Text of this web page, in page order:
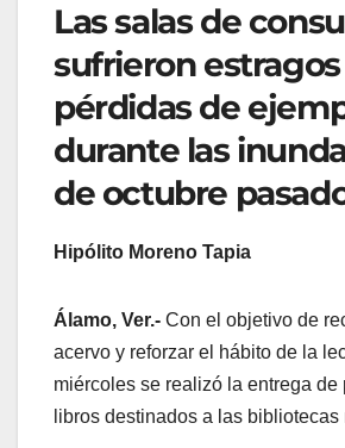
Las salas de
sufrieron
pérdidas de
durante las
de octubre
Hipólito Moreno Tapia
Álamo, Ver.- Con el objetivo de
acervo y reforzar el hábito de la
miércoles se realizó la entrega de
libros destinados a las